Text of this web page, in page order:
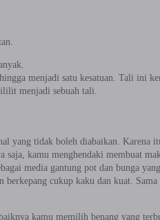
menjadi satu kesatuan. Tali ini
menjadi sebuah tali.
yang tidak boleh diabaikan. Karena
saja, kamu menghendaki membuat
media gantung pot dan bunga
cukup kaku dan kuat. Sama
kamu memilih benang yang